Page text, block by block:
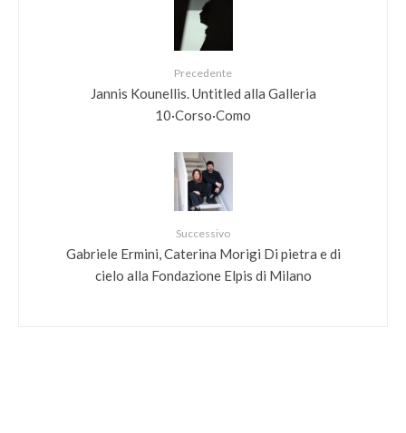
Precedente
Jannis Kounellis. Untitled alla Galleria
10·Corso·Como
Successivo
Gabriele Ermini, Caterina Morigi Di pietra e di
cielo alla Fondazione Elpis di Milano